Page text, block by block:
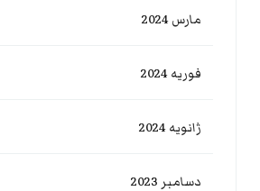
مارس 2024
فوریه 2024
ژانویه 2024
دسامبر 2023